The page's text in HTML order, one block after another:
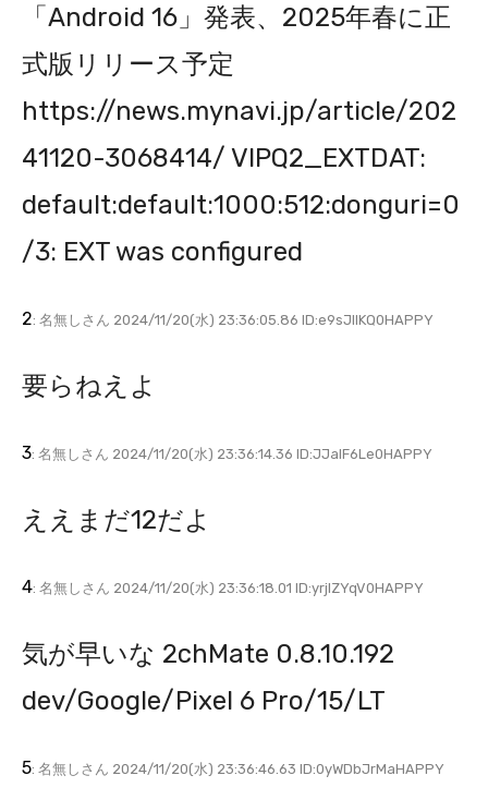
「Android 16」発表、2025年春に正
式版リリース予定
https://news.mynavi.jp/article/202
41120-3068414/ VIPQ2_EXTDAT:
default:default:1000:512:donguri=0
/3: EXT was configured
2: 名無しさん 2024/11/20(水) 23:36:05.86 ID:e9sJIlKQ0HAPPY
要らねえよ
3: 名無しさん 2024/11/20(水) 23:36:14.36 ID:JJalF6Le0HAPPY
ええまだ12だよ
4: 名無しさん 2024/11/20(水) 23:36:18.01 ID:yrjlZYqV0HAPPY
気が早いな 2chMate 0.8.10.192
dev/Google/Pixel 6 Pro/15/LT
5: 名無しさん 2024/11/20(水) 23:36:46.63 ID:0yWDbJrMaHAPPY